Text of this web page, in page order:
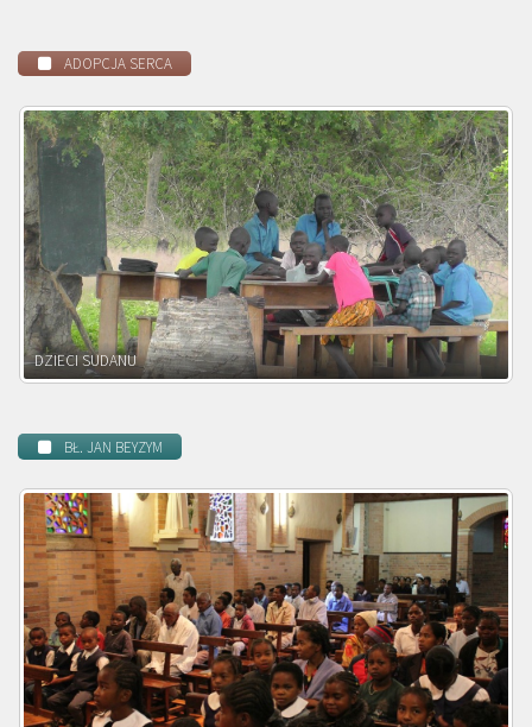
ADOPCJA SERCA
DZIECI ZAMBII
BŁ. JAN BEYZYM